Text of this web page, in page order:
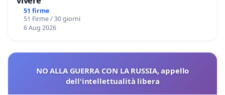
51 firme
51 Firme / 30 giorni
6 Aug 2026
NO ALLA GUERRA CON LA RUSSIA, appello
dell'intellettualità libera